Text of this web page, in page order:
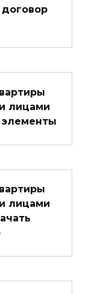
лицами
элементы
лицами